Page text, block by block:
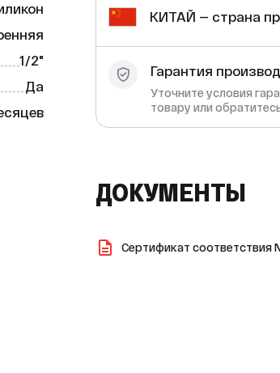
1/2"
Да
КИТАЙ — страна
Гарантия
Уточните условия
товару или
ДОКУМЕНТЫ
Сертификат